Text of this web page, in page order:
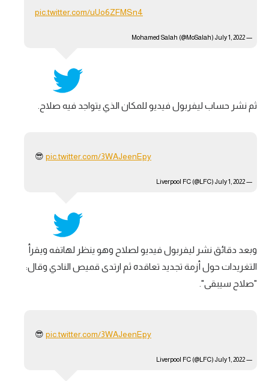
pic.twitter.com/uUo6ZFMSn4
— Mohamed Salah (@MoSalah)
July 1, 2022
ثم نشر حساب ليفربول فيديو للمكان الذي يتواجد فيه صلاح.
😎 pic.twitter.com/3WAJeenEpy
— Liverpool FC (@LFC)
July 1, 2022
وبعد دقائق نشر ليفربول فيديو لصلاح وهو ينظر لهاتفه ويقرأ
التغريدات حول أزمة تجديد تعاقده ثم ارتدى قميص النادي وقال:
"صلاح سيبقى".
😎 pic.twitter.com/3WAJeenEpy
— Liverpool FC (@LFC)
July 1, 2022